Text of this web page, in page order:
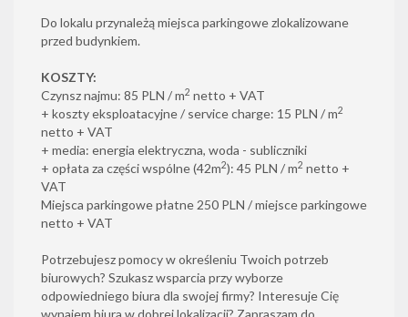
Do lokalu przynależą miejsca parkingowe zlokalizowane
przed budynkiem.
KOSZTY:
Czynsz najmu: 85 PLN / m2 netto + VAT
+ koszty eksploatacyjne / service charge: 15 PLN / m2
netto + VAT
+ media: energia elektryczna, woda - subliczniki
+ opłata za części wspólne (42m2): 45 PLN / m2 netto +
VAT
Miejsca parkingowe płatne 250 PLN / miejsce parkingowe
netto + VAT
Potrzebujesz pomocy w określeniu Twoich potrzeb
biurowych? Szukasz wsparcia przy wyborze
odpowiedniego biura dla swojej firmy? Interesuje Cię
wynajem biura w dobrej lokalizacji? Zapraszam do